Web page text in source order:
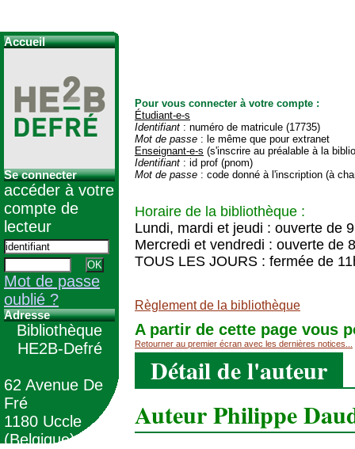
Pour vous connecter à votre compte :
Étudiant-e-s
Identifiant : numéro de matricule (17735)
Mot de passe : le même que pour extranet
Enseignant-e-s (s'inscrire au préalable à la
Identifiant : id prof (pnom)
Mot de passe : code donné à l'inscription (à
Horaire de la bibliothèque :
Lundi, mardi et jeudi : ouverte de
Mercredi et vendredi : ouverte de
TOUS LES JOURS : fermée de
Règlement de la bibliothèque
A partir de cette page vous
Retourner au premier écran avec les dernières notices...
Détail de l'auteur
Auteur Philippe
Accueil
Se connecter
accéder à votre
compte de
lecteur
Mot de passe
oublié ?
Adresse
Bibliothèque
HE2B-Defré
62 Avenue De
Fré
1180 Uccle
(Belgique)